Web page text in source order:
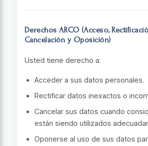
Derechos ARCO (Acceso,
Cancelación y Oposición)
Usted tiene derecho a:
Acceder a sus datos personales.
Rectificar datos inexactos o
Cancelar sus datos cuando
están siendo utilizados
Oponerse al uso de sus datos